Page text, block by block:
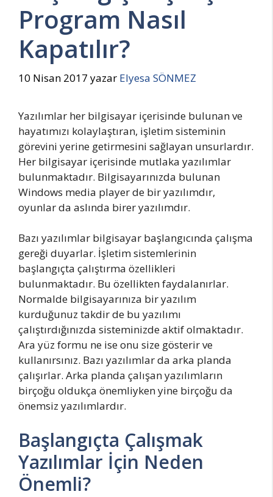
Program Nasıl
Kapatılır?
10 Nisan 2017 yazar Elyesa SÖNMEZ
Yazılımlar her bilgisayar içerisinde bulunan ve
hayatımızı kolaylaştıran, işletim sisteminin
görevini yerine getirmesini sağlayan unsurlardır.
Her bilgisayar içerisinde mutlaka yazılımlar
bulunmaktadır. Bilgisayarınızda bulunan
Windows media player de bir yazılımdır,
oyunlar da aslında birer yazılımdır.
Bazı yazılımlar bilgisayar başlangıcında çalışma
gereği duyarlar. İşletim sistemlerinin
başlangıçta çalıştırma özellikleri
bulunmaktadır. Bu özellikten faydalanırlar.
Normalde bilgisayarınıza bir yazılım
kurduğunuz takdir de bu yazılımı
çalıştırdığınızda sisteminizde aktif olmaktadır.
Ara yüz formu ne ise onu size gösterir ve
kullanırsınız. Bazı yazılımlar da arka planda
çalışırlar. Arka planda çalışan yazılımların
birçoğu oldukça önemliyken yine birçoğu da
önemsiz yazılımlardır.
Başlangıçta Çalışmak
Yazılımlar İçin Neden
Önemli?